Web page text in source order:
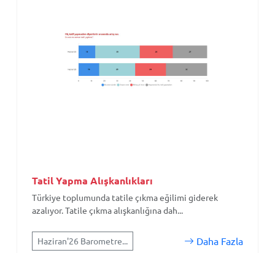
Tatil Yapma Alışkanlıkları
Türkiye toplumunda tatile çıkma eğilimi giderek
azalıyor. Tatile çıkma alışkanlığına dah...
Haziran'26 Barometre... Daha Fazla